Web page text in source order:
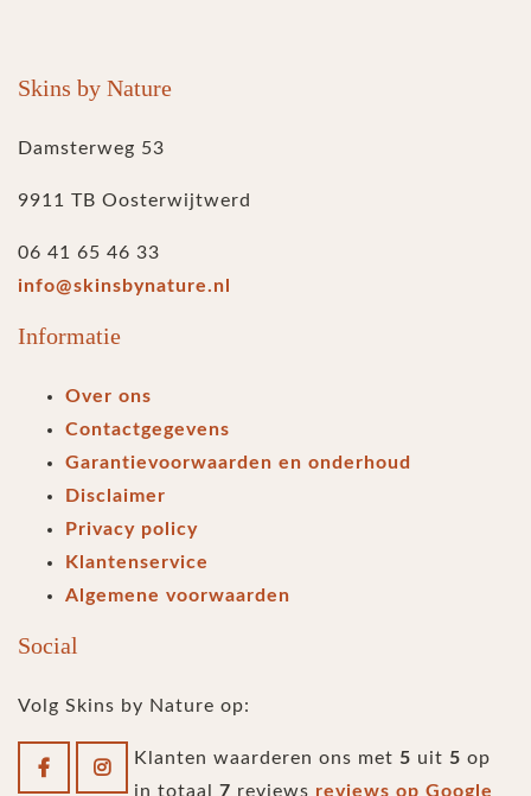
Skins by Nature
Damsterweg 53
9911 TB Oosterwijtwerd
06 41 65 46 33
info@skinsbynature.nl
Informatie
Over ons
Contactgegevens
Garantievoorwaarden en onderhoud
Disclaimer
Privacy policy
Klantenservice
Algemene voorwaarden
Social
Volg Skins by Nature op:
Klanten waarderen ons met 5 uit 5 op
in totaal 7 reviews reviews op Google